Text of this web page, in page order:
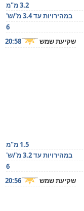
3.2 מ"מ
במהירויות עד 3.4 מ'/ש'
6
שקיעת שמש 20:58
1.5 מ"מ
במהירויות עד 3.2 מ'/ש'
6
שקיעת שמש 20:56